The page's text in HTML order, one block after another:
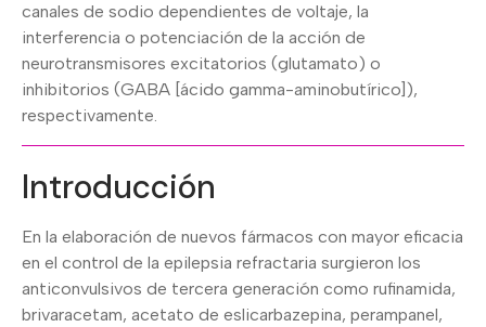
canales de sodio dependientes de voltaje, la
interferencia o potenciación de la acción de
neurotransmisores excitatorios (glutamato) o
inhibitorios (GABA [ácido gamma-aminobutírico]),
respectivamente.
Introducción
En la elaboración de nuevos fármacos con mayor eficacia
en el control de la epilepsia refractaria surgieron los
anticonvulsivos de tercera generación como rufinamida,
brivaracetam, acetato de eslicarbazepina, perampanel,